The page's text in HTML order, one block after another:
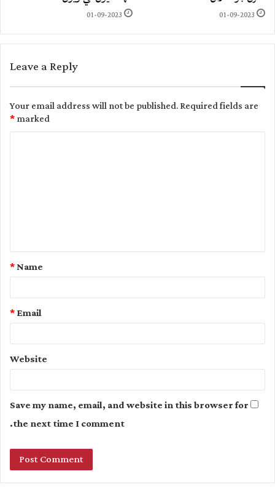
01-09-2023
01-09-2023
Leave a Reply
Your email address will not be published.Required fields are
marked
*
t
Name
*
Email
*
Website
Save my name, email, and website in this browser for
the next time I comment.